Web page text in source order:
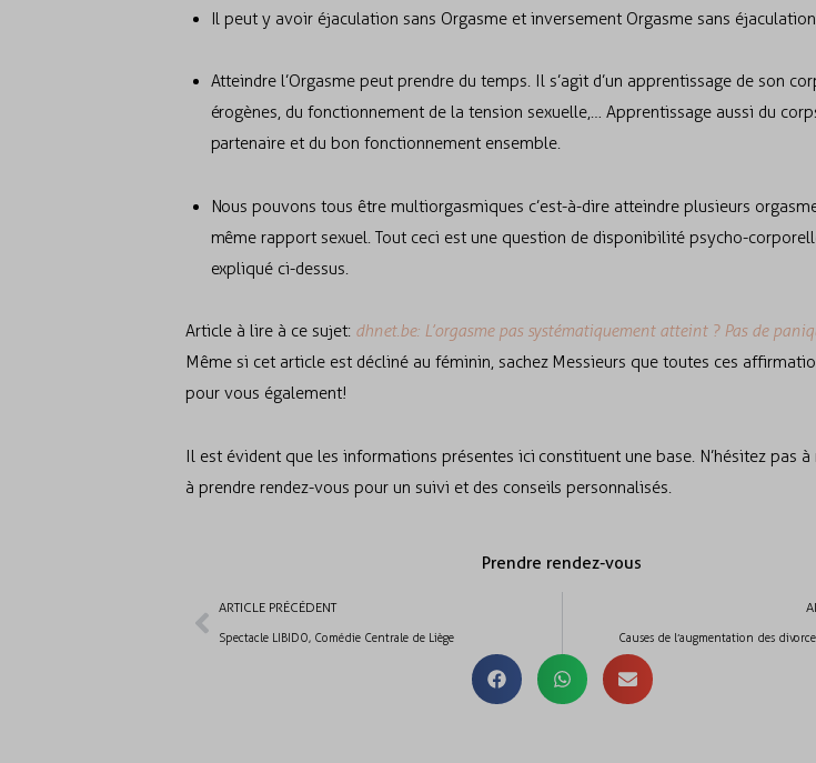
Il peut y avoir éjaculation sans Orgasme et inversement Orgasme sans
Atteindre l’Orgasme peut prendre du temps. Il s’agit d’un apprentissage de son
érogènes, du fonctionnement de la tension sexuelle,… Apprentissage aussi du
partenaire et du bon fonctionnement ensemble.
Nous pouvons tous être multiorgasmiques c’est-à-dire atteindre plusieurs
même rapport sexuel. Tout ceci est une question de disponibilité psycho-
expliqué ci-dessus.
Article à lire à ce sujet: dhnet.be: L’orgasme pas systématiquement atteint ? Pas de
Même si cet article est décliné au féminin, sachez Messieurs que toutes ces
pour vous également!
Il est évident que les informations présentes ici constituent une base. N’hésitez pas
à prendre rendez-vous pour un suivi et des conseils personnalisés.
Prendre rendez-vous
ARTICLE PRÉCÉDENT
Spectacle LIBIDO, Comédie Centrale de Liège Causes de l’augmentation des